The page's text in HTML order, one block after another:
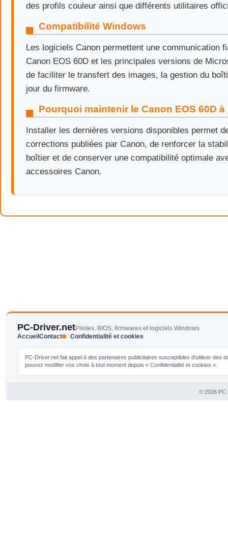
des profils couleur ainsi que différents utilitaires
Compatibilité Windows
Les logiciels Canon permettent une communication
Canon EOS 60D et les principales versions de
de faciliter le transfert des images, la gestion du
jour du firmware.
Pourquoi maintenir le Canon EOS 60D à
Installer les dernières versions disponibles permet
corrections publiées par Canon, de renforcer la
boîtier et de conserver une compatibilité optimale
accessoires Canon.
PC-Driver.netPilotes, BIOS, firmwares et logiciels Windows
AccueilContact Confidentialité et cookies
PC-Driver.net fait appel à des partenaires publicitaires susceptibles d'utiliser
pouvez modifier vos choix à tout moment depuis « Confidentialité et cookies ».
© 2026